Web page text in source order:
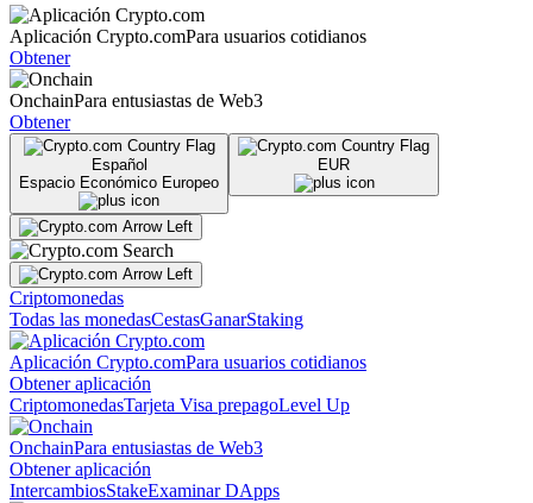
Aplicación Crypto.comPara usuarios cotidianos
Obtener
OnchainPara entusiastas de Web3
Obtener
Español
Espacio Económico Europeo
EUR
Criptomonedas
Todas las monedasCestasGanarStaking
Aplicación Crypto.comPara usuarios cotidianos
Obtener aplicación
CriptomonedasTarjeta Visa prepagoLevel Up
OnchainPara entusiastas de Web3
Obtener aplicación
IntercambiosStakeExaminar DApps